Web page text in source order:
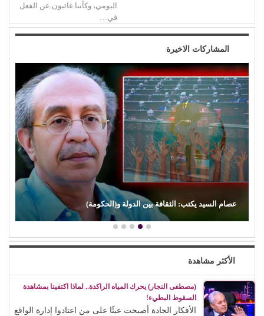
اليومي، وكأننا غائبون عن الفعل
في…
المشاركات الاخيرة
عصام السيد يكتب: الثقافة بين الدولة و(الحكومة)
الأكثر مشاهدة
(مصطفى النجار) يحرك المياه الراكدة.. لماذا اكتفينا بمشاهدة
السقوط البطيء!
الأفكار الجادة أصبحت عبئًا على من اعتادوا إدارة الواقع